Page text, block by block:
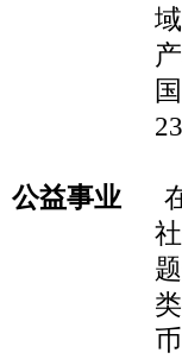
公益事业